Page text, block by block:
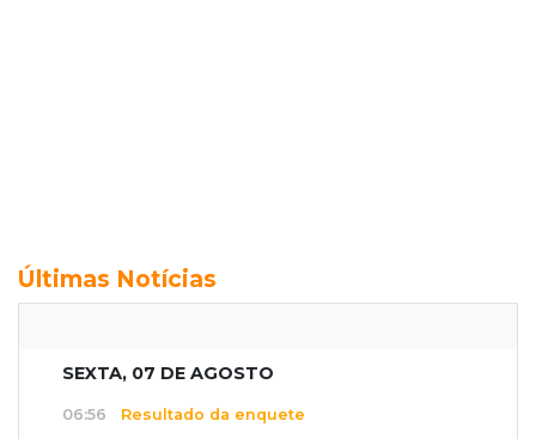
Últimas Notícias
SEXTA, 07 DE AGOSTO
06:56 Resultado da enquete